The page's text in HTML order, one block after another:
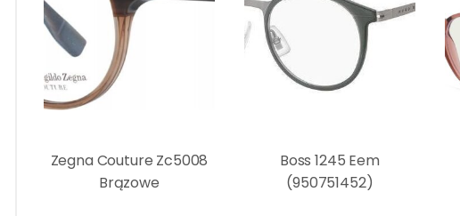
Zegna Couture Zc5008
Brązowe
Boss 1245 Eem
(950751452)